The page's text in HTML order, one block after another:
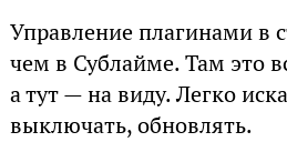
Управление плагинами в
чем в Сублайме. Там это
а тут — на виду. Легко
выключать, обновлять.